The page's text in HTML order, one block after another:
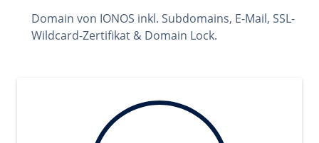
Domain von IONOS inkl. Subdomains, E-Mail, SSL-
Wildcard-Zertifikat & Domain Lock.